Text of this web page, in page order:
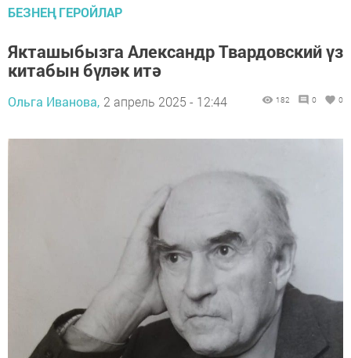
БЕЗНЕҢ ГЕРОЙЛАР
Якташыбызга Александр Твардовский үз
китабын бүләк итә
Ольга Иванова, 2 апрель 2025 - 12:44 182 0 0